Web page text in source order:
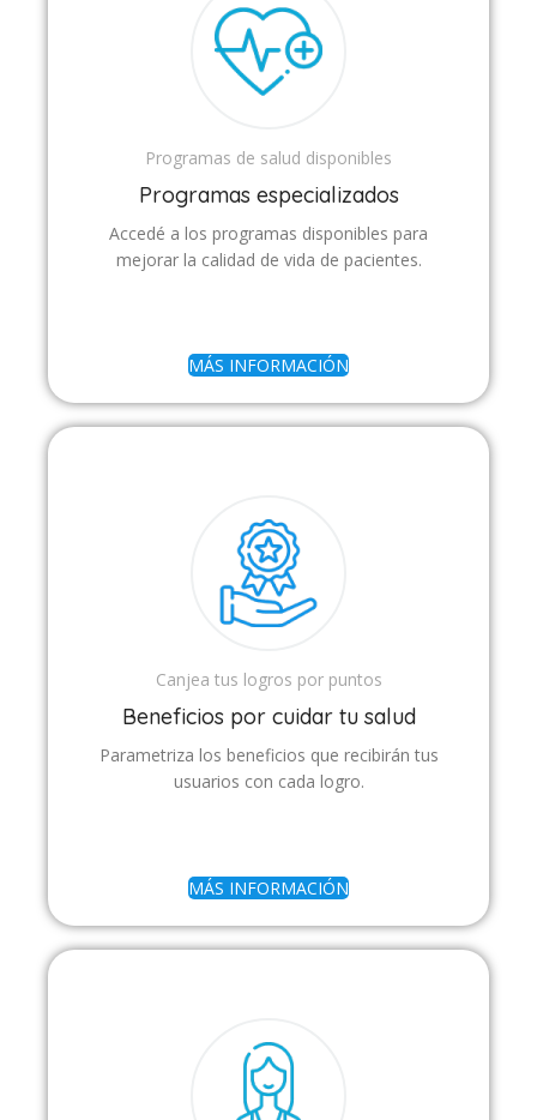
Programas de salud disponibles
Programas especializados
Accedé a los programas disponibles para
mejorar la calidad de vida de pacientes.
MÁS INFORMACIÓN
Canjea tus logros por puntos
Beneficios por cuidar tu salud
Parametriza los beneficios que recibirán tus
usuarios con cada logro.
MÁS INFORMACIÓN